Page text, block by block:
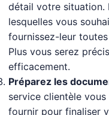
détail votre situation.
lesquelles vous
fournissez-leur
Plus vous serez
efficacement.
Préparez les
service clientèle
fournir pour finaliser